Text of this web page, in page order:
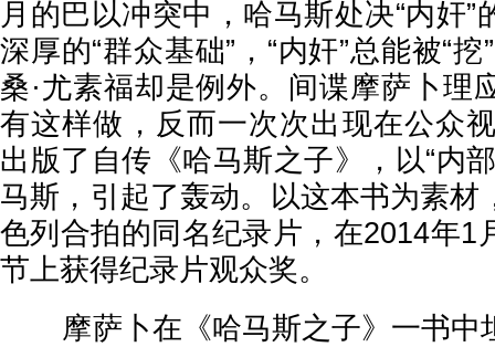
月的巴以冲突中，哈马斯处决“内奸
深厚的“群众基础”，“内奸”总能被“
桑·尤素福却是例外。间谍摩萨卜理
有这样做，反而一次次出现在公众
出版了自传《哈马斯之子》，以“内
马斯，引起了轰动。以这本书为素材
色列合拍的同名纪录片，在2014年1
节上获得纪录片观众奖。
摩萨卜在 《哈马斯之子》一书